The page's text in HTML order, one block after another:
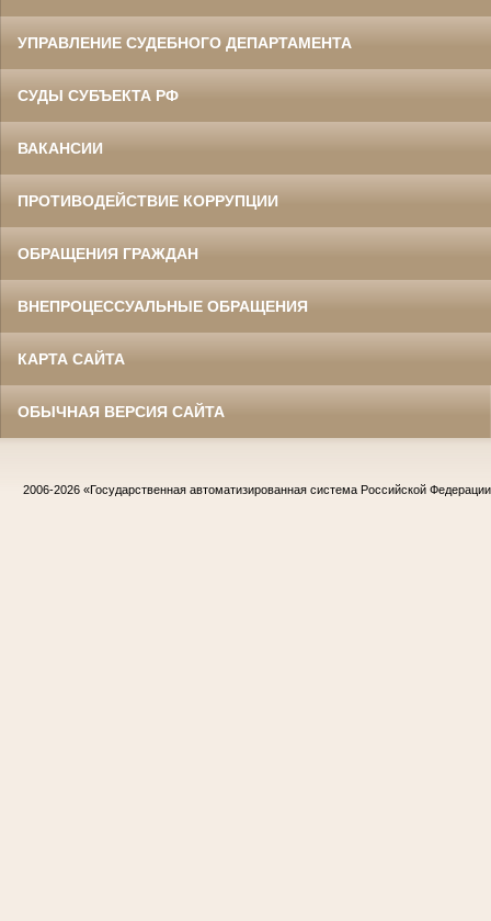
УПРАВЛЕНИЕ СУДЕБНОГО ДЕПАРТАМЕНТА
СУДЫ СУБЪЕКТА РФ
ВАКАНСИИ
ПРОТИВОДЕЙСТВИЕ КОРРУПЦИИ
ОБРАЩЕНИЯ ГРАЖДАН
ВНЕПРОЦЕССУАЛЬНЫЕ ОБРАЩЕНИЯ
КАРТА САЙТА
ОБЫЧНАЯ ВЕРСИЯ САЙТА
2006-2026 «Государственная автоматизированная система Российской